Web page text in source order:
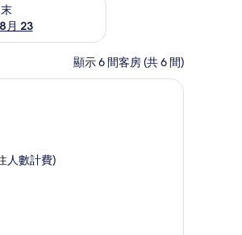
月 23
顯示 6 間客房 (共 6 間)
豪華雙人房, 陽台 | 隔音、免費無線上網、床單
人數計費)